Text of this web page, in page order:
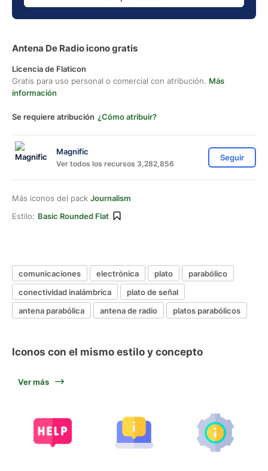
Antena De Radio icono gratis
Licencia de Flaticon
Gratis para uso personal o comercial con atribución. Más
información
Se requiere atribución ¿Cómo atribuir?
Magnific
Ver todos los recursos 3,282,856
Seguir
Más iconos del pack Journalism
Estilo: Basic Rounded Flat
comunicaciones electrónica plato
parabólico
conectividad inalámbrica
plato de señal
antena parabólica
antena de radio platos parabólicos
Iconos con el mismo estilo y concepto
Ver más